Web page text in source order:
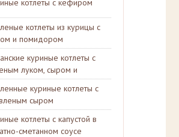
котлеты с кефиром
котлеты из курицы с
и помидором
куриные котлеты с
луком, сыром и
куриные котлеты с
сыром
котлеты с капустой в
сметанном соусе